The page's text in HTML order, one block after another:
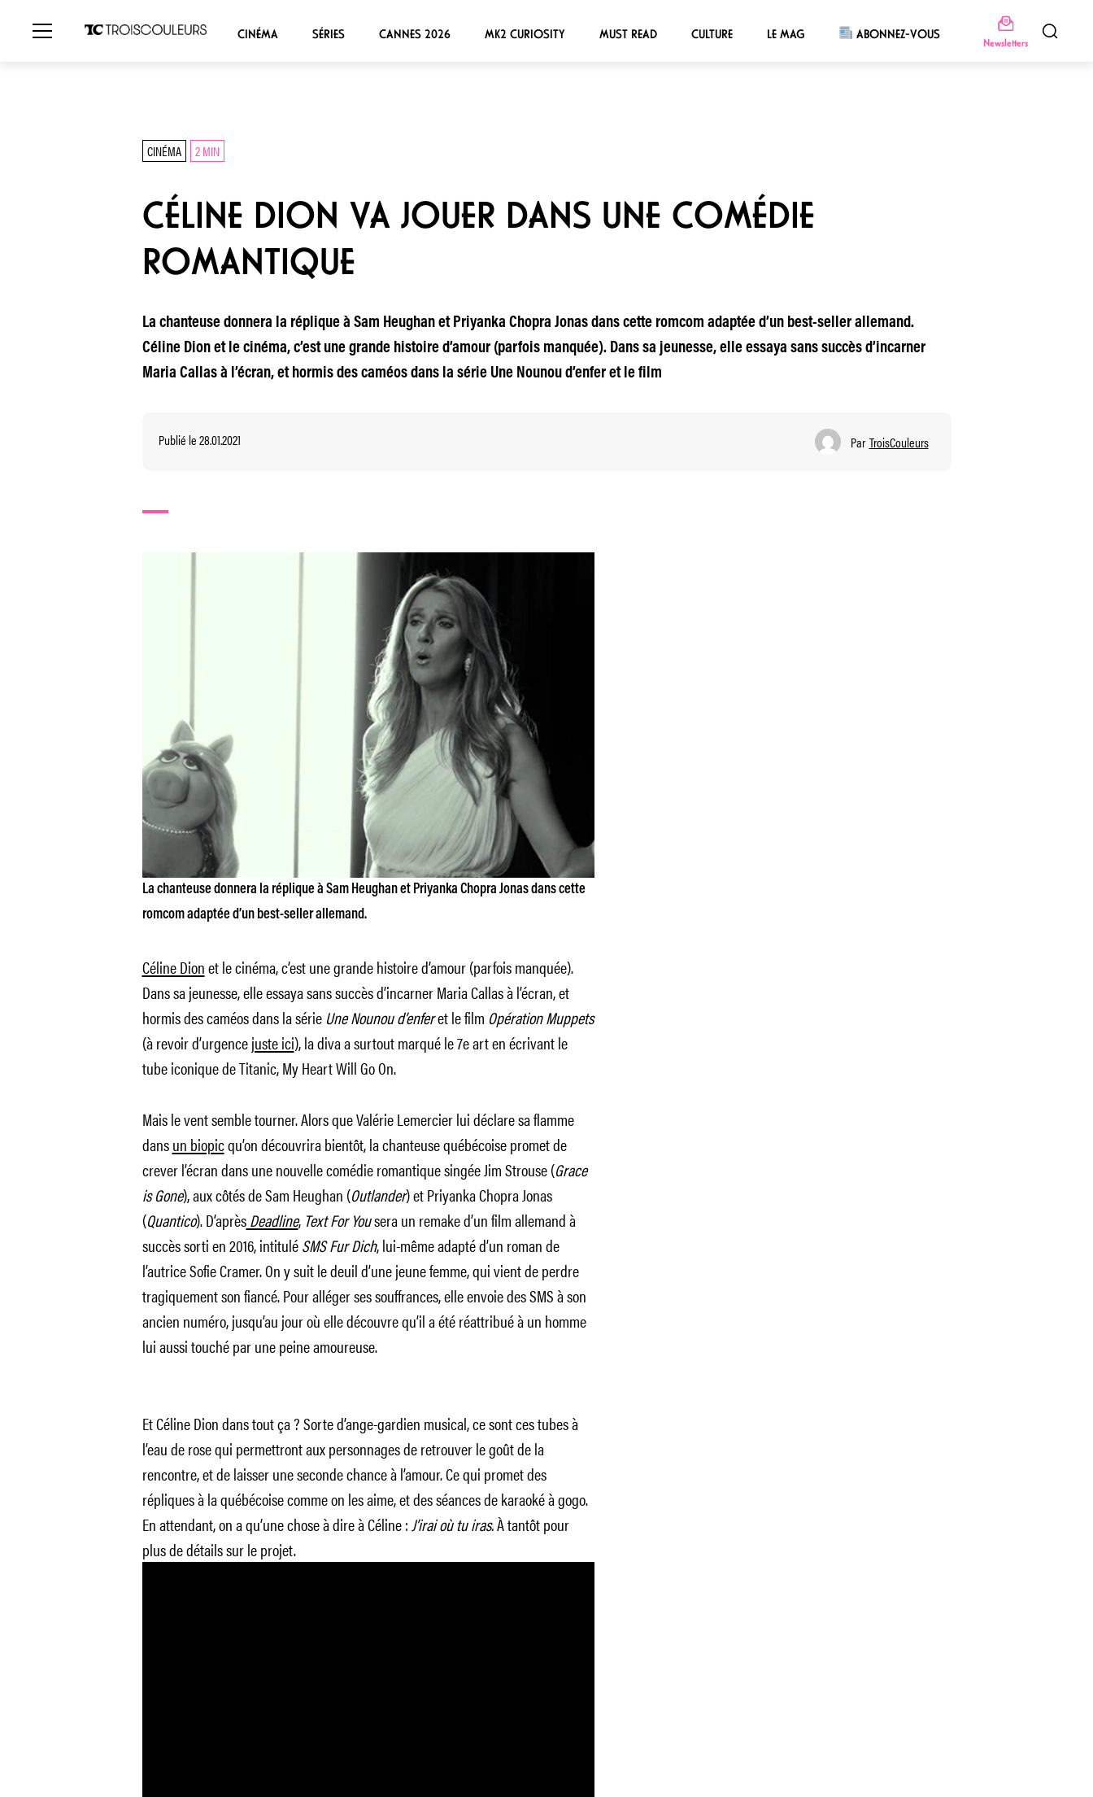
CINÉMA SÉRIES CANNES 2026 MK2 CURIOSITY MUST READ CULTURE LE MAG ABONNEZ-VOUS
Newsletters
CINÉMA 2 MIN
CÉLINE DION VA JOUER DANS UNE COMÉDIE
ROMANTIQUE
La chanteuse donnera la réplique à Sam Heughan et Priyanka Chopra Jonas dans cette romcom adaptée d’un best-seller allemand.
Céline Dion et le cinéma, c’est une grande histoire d’amour (parfois manquée). Dans sa jeunesse, elle essaya sans succès d’incarner
Maria Callas à l’écran, et hormis des caméos dans la série Une Nounou d’enfer et le film
Publié le 28.01.2021 Par TroisCouleurs
La chanteuse donnera la réplique à Sam Heughan et Priyanka Chopra Jonas dans cette
romcom adaptée d’un best-seller allemand.
Céline Dionet le cinéma, c’est une grande histoire d’amour (parfois manquée).
Dans sa jeunesse, elle essaya sans succès d’incarner Maria Callas à l’écran, et
hormis des caméos dans la série Une Nounou d’enferet le film Opération Muppets
(à revoir d’urgencejuste ici), la diva a surtout marqué le 7e art en écrivant le
tube iconique de Titanic,My Heart Will Go On.
Mais le vent semble tourner. Alors que Valérie Lemercier lui déclare sa flamme
dansun biopicqu’on découvrira bientôt, la chanteuse québécoise promet de
crever l’écran dans une nouvelle comédie romantique singée Jim Strouse (Grace
is Gone), aux côtés de Sam Heughan (Outlander) et Priyanka Chopra Jonas
(Quantico). D’aprèsDeadline, Text For Yousera un remake d’un film allemand à
succès sorti en 2016, intituléSMS Fur Dich, lui-même adapté d’un roman de
l’autrice Sofie Cramer. On y suit le deuil d’une jeune femme, qui vient de perdre
tragiquement son fiancé. Pour alléger ses souffrances, elle envoie des SMS à son
ancien numéro, jusqu’au jour où elle découvre qu’il a été réattribué à un homme
lui aussi touché par une peine amoureuse.
Et Céline Dion dans tout ça ? Sorte d’ange-gardien musical, ce sont ces tubes à
l’eau de rose qui permettront aux personnages de retrouver le goût de la
rencontre, et de laisser une seconde chance à l’amour. Ce qui promet des
répliques à la québécoise comme on les aime, et des séances de karaoké à gogo.
En attendant, on a qu’une chose à dire à Céline :J’irai où tu iras.À tantôt pour
plus de détails sur le projet.